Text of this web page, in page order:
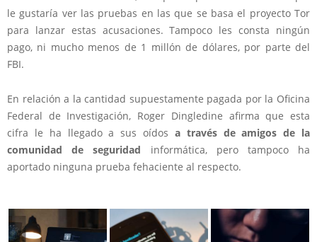
le gustaría ver las pruebas en las que se basa el proyecto Tor
para lanzar estas acusaciones. Tampoco les consta ningún
pago, ni mucho menos de 1 millón de dólares, por parte del
FBI.
En relación a la cantidad supuestamente pagada por la Oficina
Federal de Investigación, Roger Dingledine afirma que esta
cifra le ha llegado a sus oídos a través de amigos de la
comunidad de seguridad informática, pero tampoco ha
aportado ninguna prueba fehaciente al respecto.